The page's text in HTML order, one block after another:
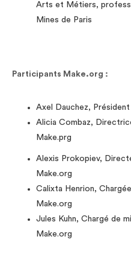
Arts et Métiers,
Mines de Paris
Participants Make.org :
Axel Dauchez,
Alicia Combaz,
Make.prg
Alexis Prokopiev,
Make.org
Calixta Henrion,
Make.org
Jules Kuhn, Chargé de
Make.org